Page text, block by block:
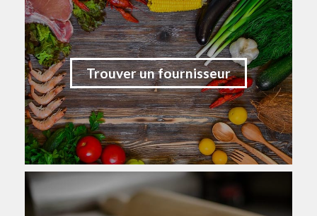
Trouver un fournisseur